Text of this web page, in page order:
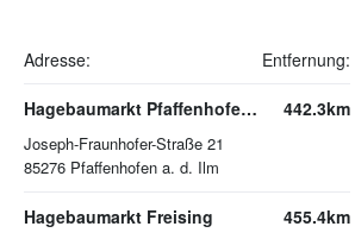
Adresse: Entfernung:
Hagebaumarkt Pfaffenhofen a. d. Ilm
Joseph-Fraunhofer-Straße 21
85276 Pfaffenhofen a. d. Ilm
442.3km
Hagebaumarkt Freising 455.4km